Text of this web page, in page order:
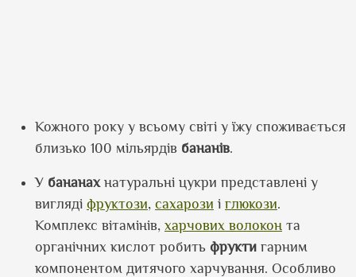
Кожного року у всьому світі у їжу споживається
близько 100 мільярдів бананів.
У бананах натуральні цукри представлені у
вигляді фруктози, сахарози і глюкози.
Комплекс вітамінів, харчових волокон та
органічних кислот робить фрукти гарним
компонентом дитячого харчування. Особливо